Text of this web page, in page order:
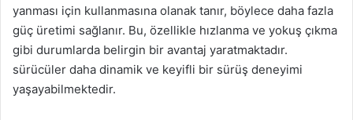
yanması için kullanmasına olanak tanır, böylece daha fazla
güç üretimi sağlanır. Bu, özellikle hızlanma ve yokuş çıkma
gibi durumlarda belirgin bir avantaj yaratmaktadır.
sürücüler daha dinamik ve keyifli bir sürüş deneyimi
yaşayabilmektedir.